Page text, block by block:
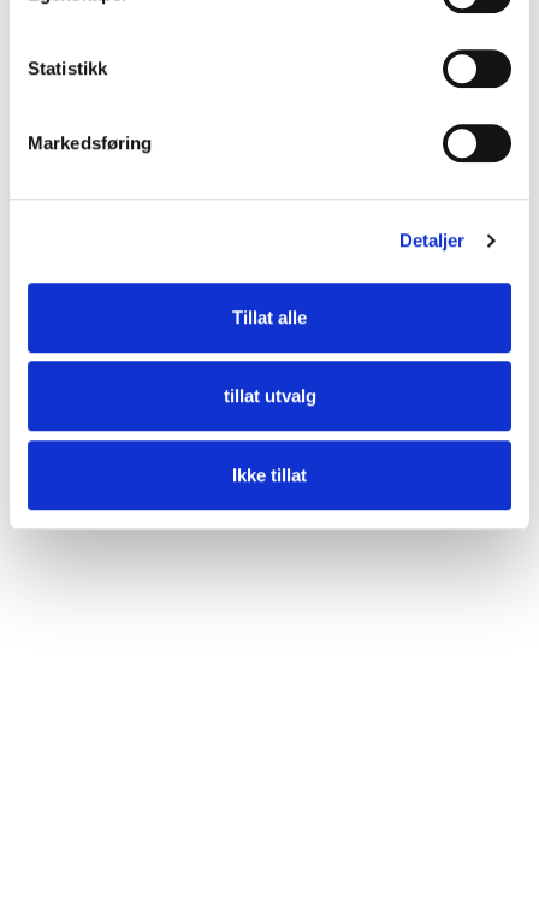
Statistikk
Markedsføring
Detaljer
Tillat alle
tillat utvalg
Ikke tillat
Thermopipe Isolert røykrør 100 x 150 x 1000 mm